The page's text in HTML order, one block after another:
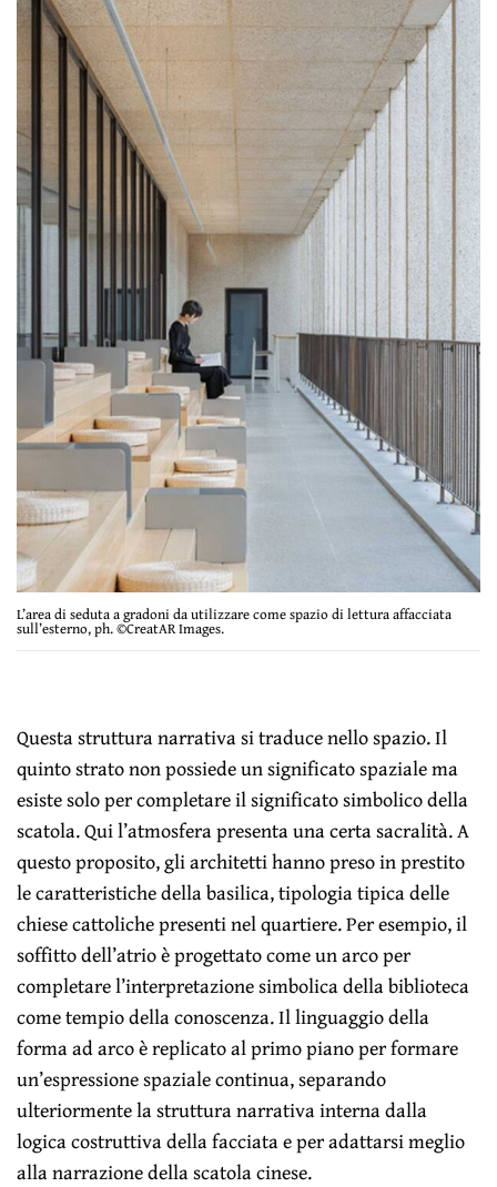
L’area di seduta a gradoni da utilizzare come spazio di lettura affacciata
sull’esterno, ph. ©CreatAR Images.
Questa struttura narrativa si traduce nello spazio. Il
quinto strato non possiede un significato spaziale ma
esiste solo per completare il significato simbolico della
scatola. Qui l’atmosfera presenta una certa sacralità. A
questo proposito, gli architetti hanno preso in prestito
le caratteristiche della basilica, tipologia tipica delle
chiese cattoliche presenti nel quartiere. Per esempio, il
soffitto dell’atrio è progettato come un arco per
completare l’interpretazione simbolica della biblioteca
come tempio della conoscenza. Il linguaggio della
forma ad arco è replicato al primo piano per formare
un’espressione spaziale continua, separando
ulteriormente la struttura narrativa interna dalla
logica costruttiva della facciata e per adattarsi meglio
alla narrazione della scatola cinese.